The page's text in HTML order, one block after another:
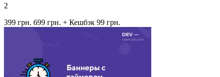
2
399 грн. 699 грн. + Кешбэк 99 грн.